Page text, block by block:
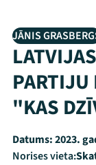
JĀNIS
"KAS
Datums:2023.
Norises vieta: